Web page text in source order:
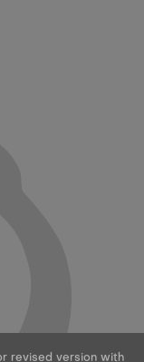
revised version with